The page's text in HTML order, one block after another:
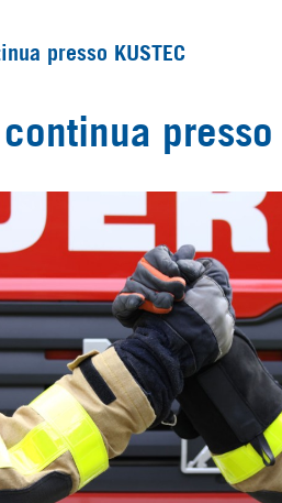
presso KUSTEC
presso